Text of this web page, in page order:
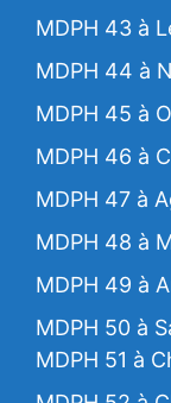
MDPH 43 à
MDPH 44 à
MDPH 45 à
MDPH 46 à
MDPH 47 à
MDPH 48 à
MDPH 49 à
MDPH 50 à
MDPH 51 à